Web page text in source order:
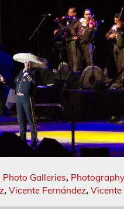
Photo Galleries,
,Vicente Fernández,